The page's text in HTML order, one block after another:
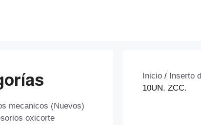
Inicio / Inserto
10UN. ZCC.
mecanicos (Nuevos)
oxicorte